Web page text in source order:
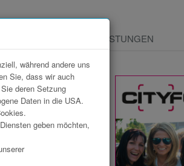
LEISTUNGEN
Weiterleiten
während andere uns
Sie, dass wir auch
deren Setzung
Daten in die USA.
geben möchten,